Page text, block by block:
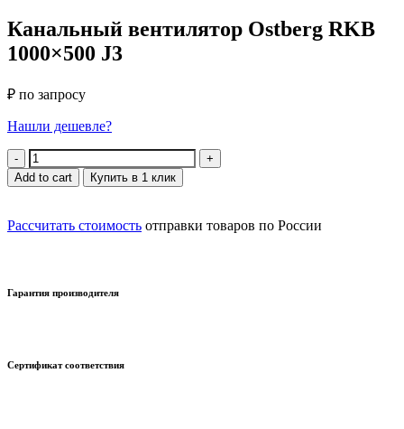
Канальный вентилятор Ostberg RKB
1000×500 J3
₽ по запросу
Нашли дешевле?
Quantity
Add to cart Купить в 1 клик
Рассчитать стоимость отправки товаров по России
Гарантия производителя
Сертификат соответствия